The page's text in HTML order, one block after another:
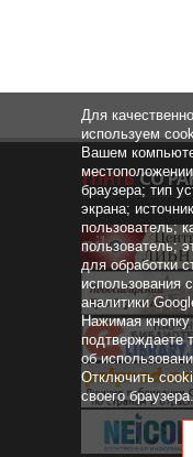
Для
используем
Вашем
браузера; тип
экрана;
пользователь;
пользователь;
для обработки
использования
аналитики
Нажимая
подтверждаете
об
Отключить
своего